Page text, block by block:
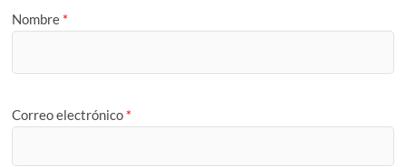
Nombre *
Correo electrónico *